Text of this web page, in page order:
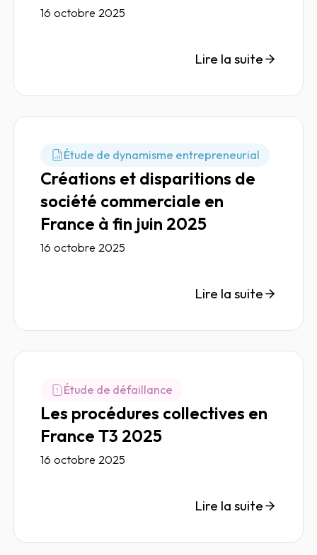
16 octobre 2025
Lire la suite
Étude de dynamisme entrepreneurial
Créations et disparitions de
société commerciale en
France à fin juin 2025
16 octobre 2025
Lire la suite
Étude de défaillance
Les procédures collectives en
France T3 2025
16 octobre 2025
Lire la suite